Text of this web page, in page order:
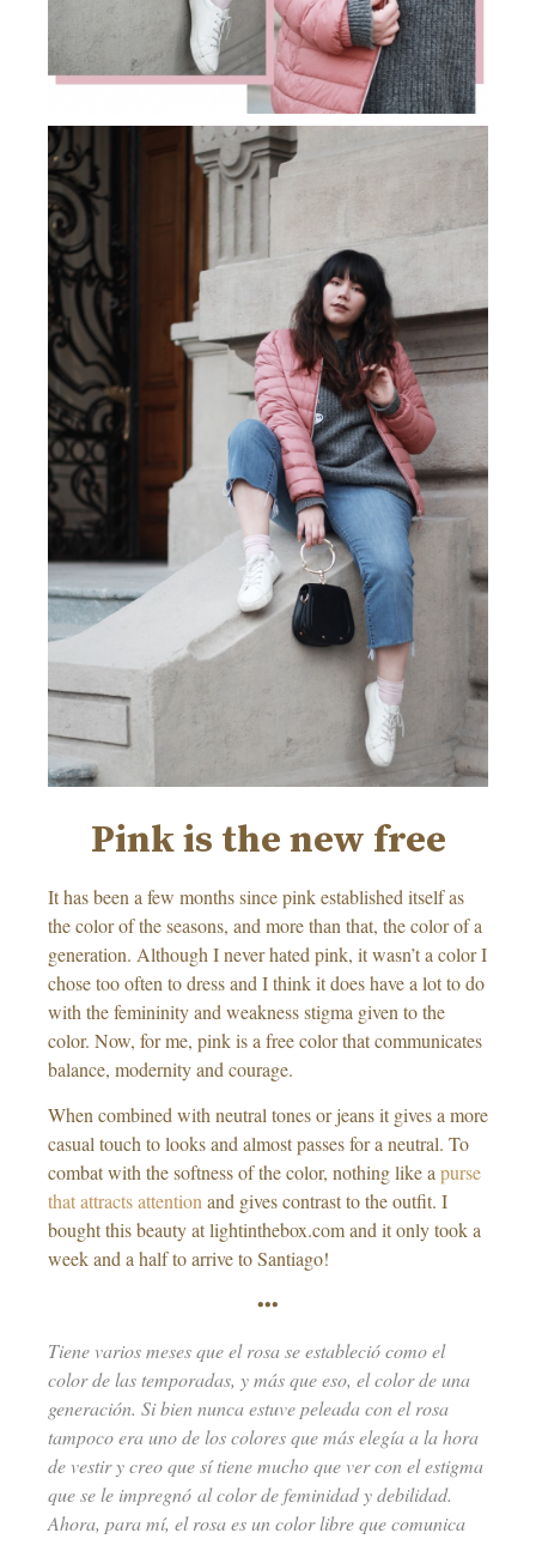
Pink is the new free
It has been a few months since pink established itself as
the color of the seasons, and more than that, the color of a
generation. Although I never hated pink, it wasn’t a color I
chose too often to dress and I think it does have a lot to do
with the femininity and weakness stigma given to the
color. Now, for me, pink is a free color that communicates
balance, modernity and courage.
When combined with neutral tones or jeans it gives a more
casual touch to looks and almost passes for a neutral. To
combat with the softness of the color, nothing like a purse
that attracts attention and gives contrast to the outfit. I
bought this beauty at lightinthebox.com and it only took a
week and a half to arrive to Santiago!
•••
Tiene varios meses que el rosa se estableció como el
color de las temporadas, y más que eso, el color de una
generación. Si bien nunca estuve peleada con el rosa
tampoco era uno de los colores que más elegía a la hora
de vestir y creo que sí tiene mucho que ver con el estigma
que se le impregnó al color de feminidad y debilidad.
Ahora, para mí, el rosa es un color libre que comunica